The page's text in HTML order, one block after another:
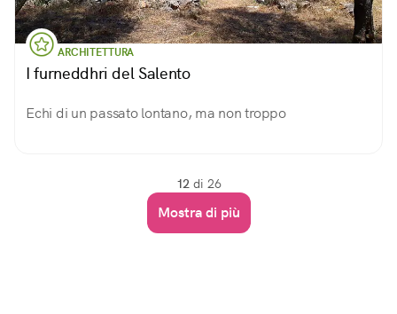
ARCHITETTURA
I furneddhri del Salento
Echi di un passato lontano, ma non troppo
12 di 26
Mostra di più